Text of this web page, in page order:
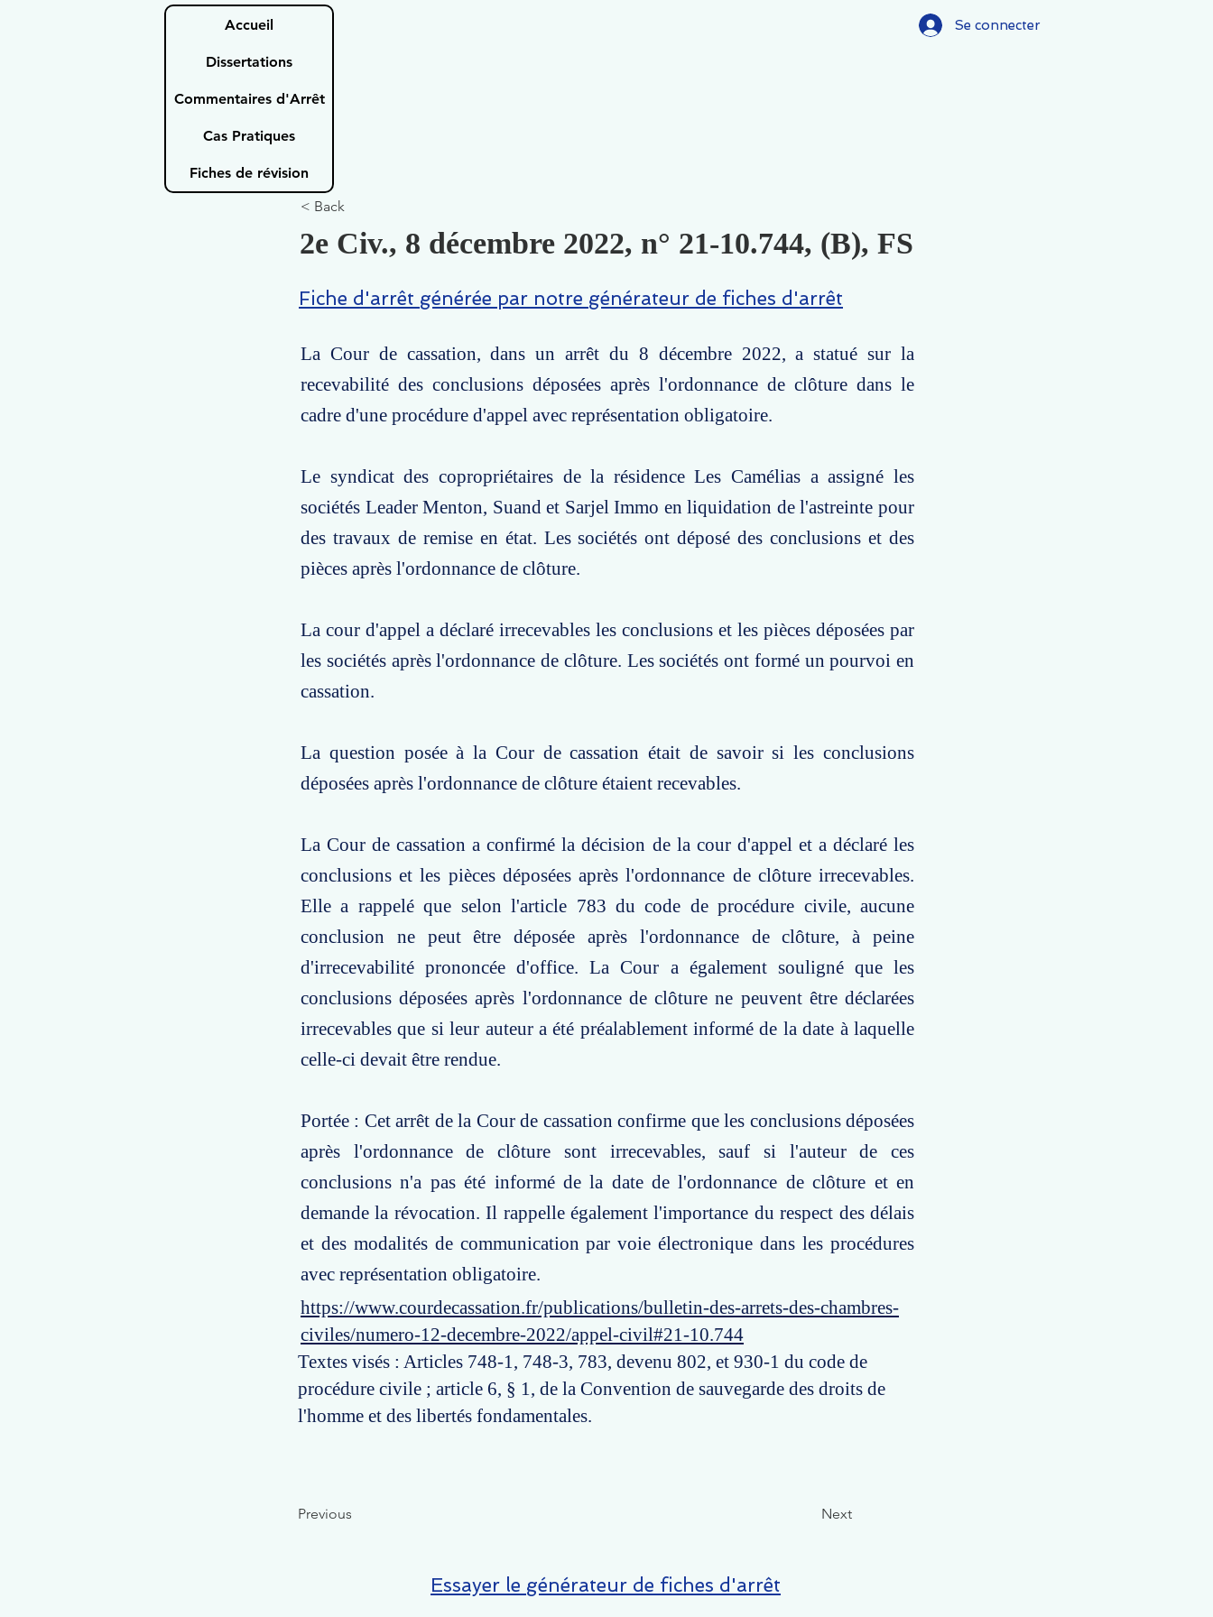
Accueil
Dissertations
Commentaires d'Arrêt
Cas Pratiques
Fiches de révision
Se connecter
< Back
2e Civ., 8 décembre 2022, n° 21-10.744, (B), FS
Fiche d'arrêt générée par notre générateur de fiches d'arrêt
La Cour de cassation, dans un arrêt du 8 décembre 2022, a statué sur la
recevabilité des conclusions déposées après l'ordonnance de clôture dans le
cadre d'une procédure d'appel avec représentation obligatoire.
Le syndicat des copropriétaires de la résidence Les Camélias a assigné les
sociétés Leader Menton, Suand et Sarjel Immo en liquidation de l'astreinte pour
des travaux de remise en état. Les sociétés ont déposé des conclusions et des
pièces après l'ordonnance de clôture.
La cour d'appel a déclaré irrecevables les conclusions et les pièces déposées par
les sociétés après l'ordonnance de clôture. Les sociétés ont formé un pourvoi en
cassation.
La question posée à la Cour de cassation était de savoir si les conclusions
déposées après l'ordonnance de clôture étaient recevables.
La Cour de cassation a confirmé la décision de la cour d'appel et a déclaré les
conclusions et les pièces déposées après l'ordonnance de clôture irrecevables.
Elle a rappelé que selon l'article 783 du code de procédure civile, aucune
conclusion ne peut être déposée après l'ordonnance de clôture, à peine
d'irrecevabilité prononcée d'office. La Cour a également souligné que les
conclusions déposées après l'ordonnance de clôture ne peuvent être déclarées
irrecevables que si leur auteur a été préalablement informé de la date à laquelle
celle-ci devait être rendue.
Portée : Cet arrêt de la Cour de cassation confirme que les conclusions déposées
après l'ordonnance de clôture sont irrecevables, sauf si l'auteur de ces
conclusions n'a pas été informé de la date de l'ordonnance de clôture et en
demande la révocation. Il rappelle également l'importance du respect des délais
et des modalités de communication par voie électronique dans les procédures
avec représentation obligatoire.
https://www.courdecassation.fr/publications/bulletin-des-arrets-des-chambres-
civiles/numero-12-decembre-2022/appel-civil#21-10.744
Textes visés : Articles 748-1, 748-3, 783, devenu 802, et 930-1 du code de
procédure civile ; article 6, § 1, de la Convention de sauvegarde des droits de
l'homme et des libertés fondamentales.
Previous Next
Essayer le générateur de fiches d'arrêt